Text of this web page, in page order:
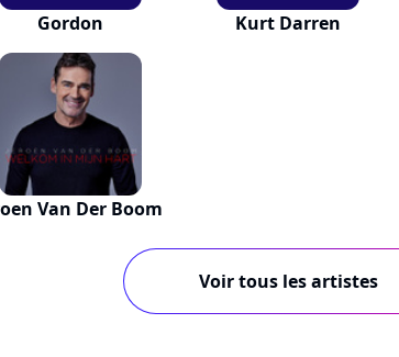
Gordon Kurt Darren
Van Der Boom
Voir tous les artistes